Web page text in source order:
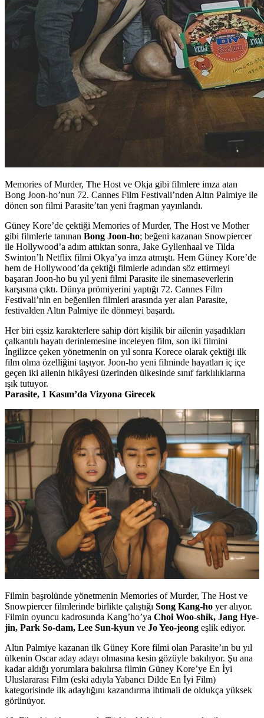
Memories of Murder, The Host ve Okja gibi filmlere imza atan
Bong Joon-ho’nun 72. Cannes Film Festivali’nden Altın Palmiye ile
dönen son filmi Parasite’tan yeni fragman yayınlandı.
Güney Kore’de çektiği Memories of Murder, The Host ve Mother
gibi filmlerle tanınan Bong Joon-ho; beğeni kazanan Snowpiercer
ile Hollywood’a adım attıktan sonra, Jake Gyllenhaal ve Tilda
Swinton’lı Netflix filmi Okya’ya imza atmıştı. Hem Güney Kore’de
hem de Hollywood’da çektiği filmlerle adından söz ettirmeyi
başaran Joon-ho bu yıl yeni filmi Parasite ile sinemaseverlerin
karşısına çıktı. Dünya prömiyerini yaptığı 72. Cannes Film
Festivali’nin en beğenilen filmleri arasında yer alan Parasite,
festivalden Altın Palmiye ile dönmeyi başardı.
Her biri eşsiz karakterlere sahip dört kişilik bir ailenin yaşadıkları
çalkantılı hayatı derinlemesine inceleyen film, son iki filmini
İngilizce çeken yönetmenin on yıl sonra Korece olarak çektiği ilk
film olma özelliğini taşıyor. Joon-ho yeni filminde hayatları iç içe
geçen iki ailenin hikâyesi üzerinden ülkesinde sınıf farklılıklarına
ışık tutuyor.
Parasite, 1 Kasım’da Vizyona Girecek
Filmin başrolünde yönetmenin Memories of Murder, The Host ve
Snowpiercer filmlerinde birlikte çalıştığı Song Kang-ho yer alıyor.
Filmin oyuncu kadrosunda Kang’ho’ya Choi Woo-shik, Jang Hye-
jin, Park So-dam, Lee Sun-kyun ve Jo Yeo-jeong eşlik ediyor.
Altın Palmiye kazanan ilk Güney Kore filmi olan Parasite’ın bu yıl
ülkenin Oscar aday adayı olmasına kesin gözüyle bakılıyor. Şu ana
kadar aldığı yorumlara bakılırsa filmin Güney Kore’ye En İyi
Uluslararası Film (eski adıyla Yabancı Dilde En İyi Film)
kategorisinde ilk adaylığını kazandırma ihtimali de oldukça yüksek
görünüyor.